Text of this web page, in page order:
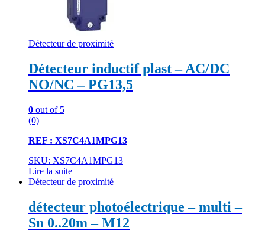
Détecteur de proximité
Détecteur inductif plast – AC/DC
NO/NC – PG13,5
0 out of 5
(0)
REF : XS7C4A1MPG13
SKU: XS7C4A1MPG13
Lire la suite
Détecteur de proximité
détecteur photoélectrique – multi –
Sn 0..20m – M12